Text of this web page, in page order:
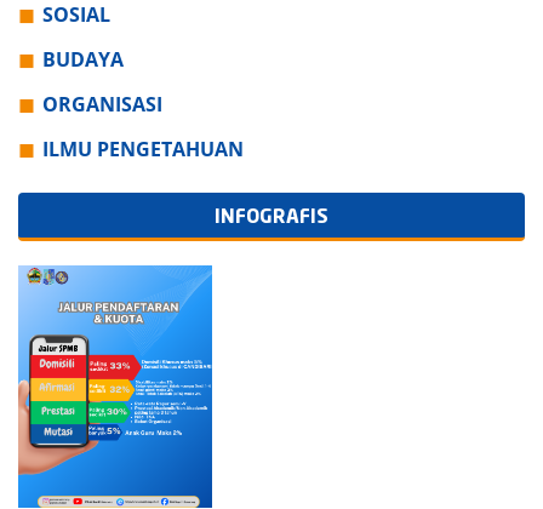
SOSIAL
BUDAYA
ORGANISASI
ILMU PENGETAHUAN
INFOGRAFIS